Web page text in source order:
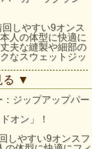
しやすい9オンス
人の体型に快適に
夫な縫製や細部の
なスウェットジッ
良きアメリカのビ
、シンプルながら
めで、二の腕から
着用時の印象が全
げています。全体
ンスリーブの脇下
る ▼
：ジップアップパー
オン」！
しやすい9オンスフ